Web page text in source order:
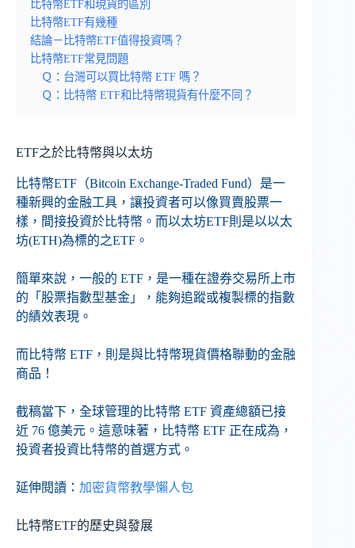
比特幣ETF和現貨的區別
比特幣ETF有幾種
結論－比特幣ETF值得投資嗎？
比特幣ETF常見問題
Ｑ：台灣可以買比特幣 ETF 嗎？
Ｑ：比特幣 ETF和比特幣現貨有什麼不同？
ETF之於比特幣與以太坊
比特幣ETF（Bitcoin Exchange-Traded Fund）是一
種新興的金融工具，讓投資者可以像買賣股票一
樣，間接投資於比特幣。而以太坊ETF則是以以太
坊(ETH)為標的之ETF。
簡單來說，一般的 ETF，是一種在證券交易所上市
的「股票指數型基金」，能夠追蹤或複製標的指數
的績效表現。
而比特幣 ETF，則是與比特幣現貨價格聯動的金融
商品！
截稿當下，全球管理的比特幣 ETF 資產總額已接
近 76 億美元。這意味著，比特幣 ETF 正在成為，
投資者投資比特幣的首選方式。
延伸閱讀： 加密貨幣教學懶人包
比特幣ETF的歷史與發展